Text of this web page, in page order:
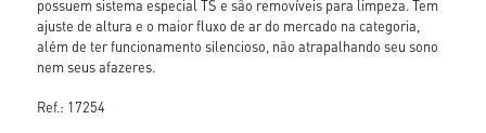
possuem sistema especial TS e são removíveis para limpeza. Tem
ajuste de altura e o maior fluxo de ar do mercado na categoria,
além de ter funcionamento silencioso, não atrapalhando seu sono
nem seus afazeres.
Ref.: 17254